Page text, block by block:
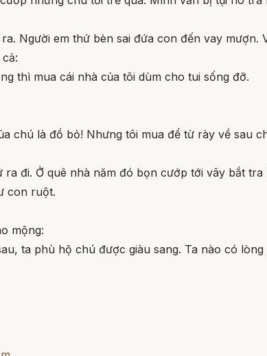
Người em thứ bèn sai đứa con đến vay
thì mua cái nhà của tôi dùm cho tui sống đỡ.
chú là đồ bỏ! Nhưng tôi mua để từ rày về sau
đi. Ở quê nhà năm đó bọn cướp tới vây bắt
con ruột.
mộng:
ta phù hộ chú được giàu sang. Ta nào có